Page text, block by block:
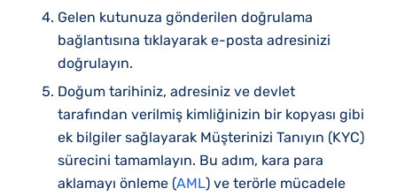
Gelen kutunuza gönderilen doğrulama
bağlantısına tıklayarak e-posta adresinizi
doğrulayın.
Doğum tarihiniz, adresiniz ve devlet
tarafından verilmiş kimliğinizin bir kopyası gibi
ek bilgiler sağlayarak Müşterinizi Tanıyın (KYC)
sürecini tamamlayın. Bu adım, kara para
aklamayı önleme (AML) ve terörle mücadele